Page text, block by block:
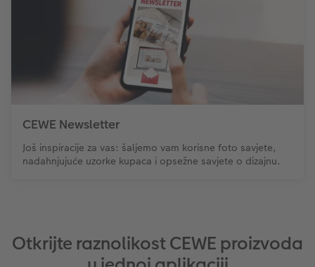
CEWE Newsletter
Još inspiracije za vas: šaljemo vam korisne foto savjete,
nadahnjujuće uzorke kupaca i opsežne savjete o dizajnu.
Otkrijte raznolikost CEWE proizvoda